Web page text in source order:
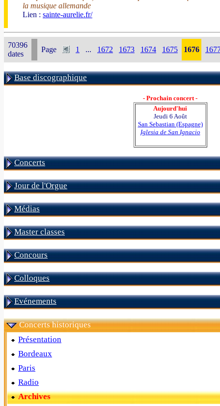
la musique allemande
Lien : sainte-aurelie.fr/
70396
dates
Page 1 ... 1672 1673 1674 1675 1676
Base discographique
- Prochain concert -
Aujourd'hui
Jeudi 6 Août
San Sebastian (Espagne)
Iglesia de San Ignacio
Concerts
Jour de l'Orgue
Médias
Master classes
Concours
Colloques
Evénements
Concerts historiques
Présentation
Bordeaux
Paris
Radio
Archives